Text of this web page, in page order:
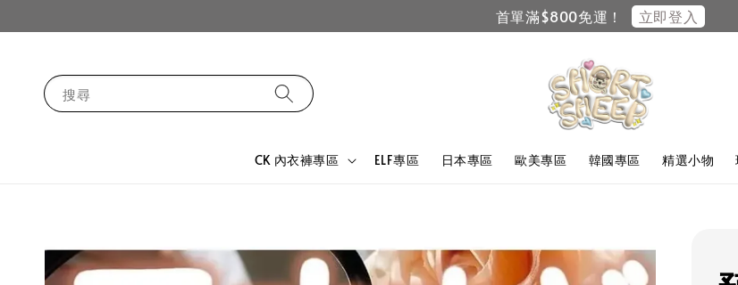
首單滿$800免運！ 立即登入
搜尋
CK 內衣褲專區 ELF專區 日本專區 歐美專區 韓國專區 精選小物